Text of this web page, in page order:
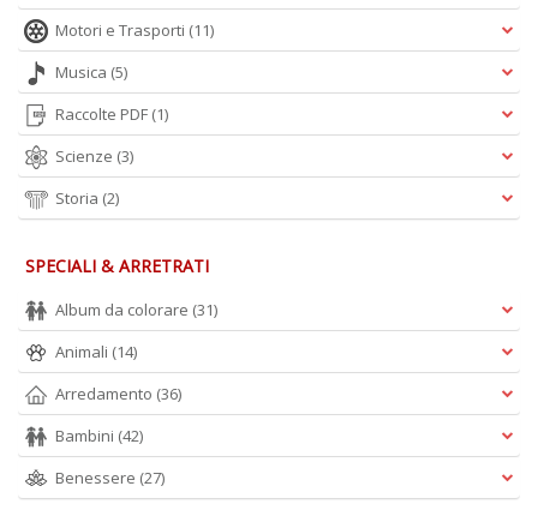
Motori e Trasporti (11)
Musica (5)
Raccolte PDF (1)
Scienze (3)
Storia (2)
SPECIALI & ARRETRATI
Album da colorare (31)
Animali (14)
Arredamento (36)
Bambini (42)
Benessere (27)